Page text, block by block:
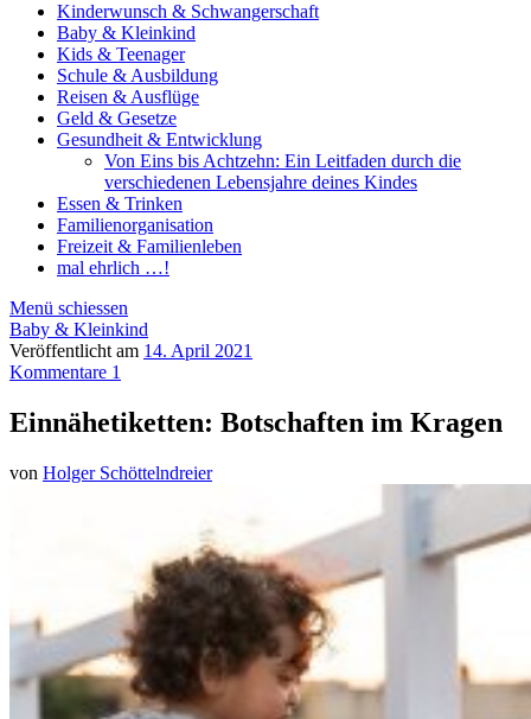
Kinderwunsch & Schwangerschaft
Baby & Kleinkind
Kids & Teenager
Schule & Ausbildung
Reisen & Ausflüge
Geld & Gesetze
Gesundheit & Entwicklung
Von Eins bis Achtzehn: Ein Leitfaden durch die
verschiedenen Lebensjahre deines Kindes
Essen & Trinken
Familienorganisation
Freizeit & Familienleben
mal ehrlich …!
Menü schiessen
Baby & Kleinkind
Veröffentlicht am 14. April 2021
Kommentare 1
Einnähetiketten: Botschaften im Kragen
von Holger Schöttelndreier